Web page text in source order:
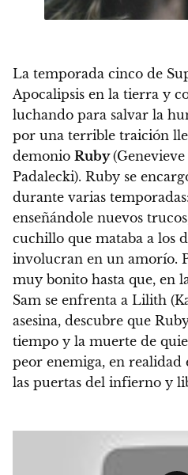
La temporada cinco de
Apocalipsis en la tierra y
luchando para salvar la
por una terrible traición
demonio Ruby
Padalecki). Ruby se
durante varias
enseñándole nuevos
cuchillo que mataba a los
involucran en un amorío.
muy bonito hasta que, en
Sam se enfrenta a Lilith
asesina, descubre que
tiempo y la muerte de
peor enemiga, en
las puertas del infierno y